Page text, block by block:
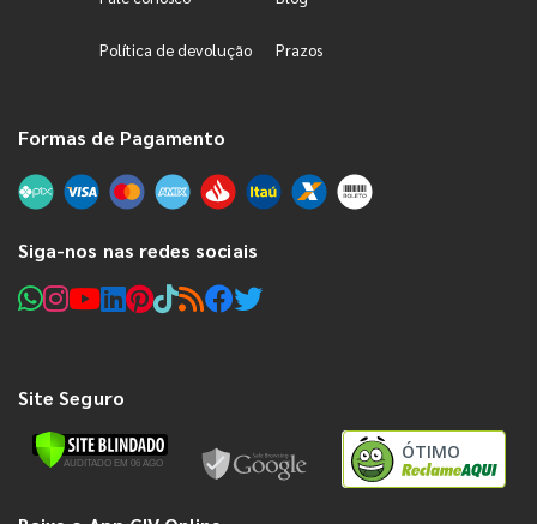
Política de devolução Prazos
Formas de Pagamento
Siga-nos nas redes sociais
Site Seguro
ÓTIMO